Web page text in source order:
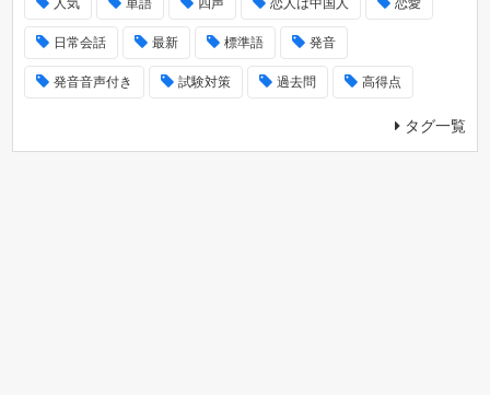
人気 単語 四声 恋人は中国人 恋愛
日常会話 最新 標準語 発音
発音音声付き 試験対策 過去問 高得点
タグ一覧